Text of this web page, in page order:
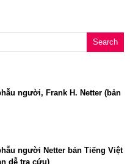
người, Frank H. Netter (bản
người Netter bản Tiếng Việt
dễ tra cứu)